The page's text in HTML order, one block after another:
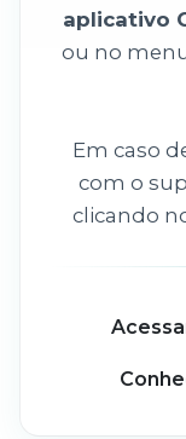
aplicativo
ou no
Em caso
com o
clicando